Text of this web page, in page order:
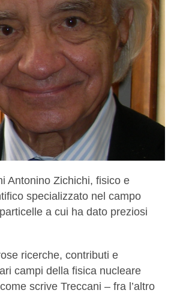
Antonino Zichichi, fisico e
specializzato nel campo
a cui ha dato preziosi
ricerche, contributi e
campi della fisica nucleare
scrive Treccani – fra l’altro